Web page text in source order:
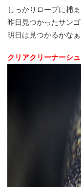
しっかりロープに捕
昨日見つかったサン
明日は見つかるかなぁ
クリアクリーナーシ